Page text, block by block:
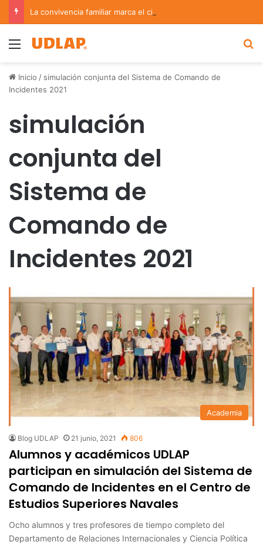
Menu
Inicio / simulación conjunta del Sistema de Comando de
Incidentes 2021
simulación
conjunta del
Sistema de
Comando de
Incidentes 2021
Academia
Blog UDLAP 21 junio, 2021 806
Alumnos y académicos UDLAP
participan en simulación del Sistema de
Comando de Incidentes en el Centro de
Estudios Superiores Navales
Ocho alumnos y tres profesores de tiempo completo del
Departamento de Relaciones Internacionales y Ciencia Política